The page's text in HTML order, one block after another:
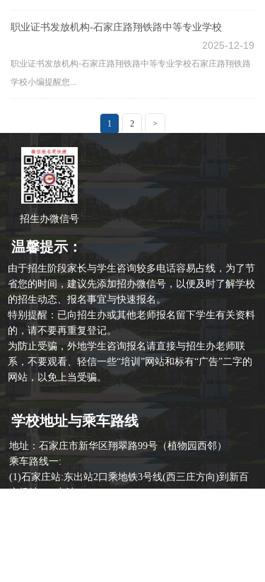
职业证书发放机构-石家庄路翔铁路中等专业学校
2025-12-19
职业证书发放机构-石家庄路翔铁路中等专业学校石家庄路翔铁路
学校小编提醒您...
1 2 >
学校地址与乘车路线
地址：石家庄市新华区翔翠路99号（植物园西邻）
乘车路线一:
(1)石家庄站:东出站2口乘地铁3号线(西三庄方向)到新百
招生办微信号
招生办微信号
温馨提示：
由于招生阶段家长与学生咨询较多电话容易占线，为了节
省您的时间，建议先添加招办微信号，以便及时了解学校
的招生动态、报名事宜与快速报名。
特别提醒：已向招生办或其他老师报名留下学生有关资料
的，请不要再重复登记。
为防止受骗，外地学生咨询报名请直接与招生办老师联
系，不要观看、轻信一些“培训”网站和标有“广告”二字的
网站，以免上当受骗。